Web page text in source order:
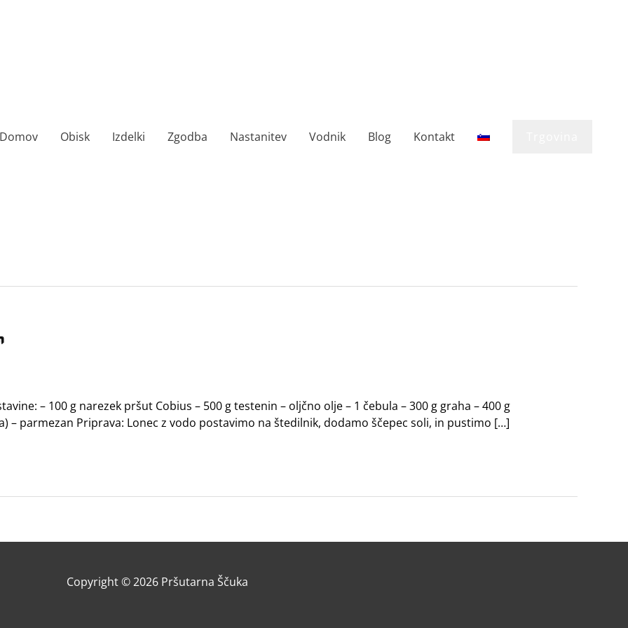
Domov Obisk Izdelki Zgodba Nastanitev Vodnik Blog Kontakt
– 100 g narezek pršut Cobius – 500 g testenin – oljčno olje – 1 čebula – 300 g graha – 400 g
– parmezan Priprava: Lonec z vodo postavimo na štedilnik, dodamo ščepec soli, in pustimo […]
Copyright © 2026 Pršutarna Ščuka